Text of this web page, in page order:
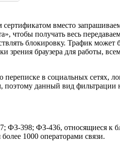
вместо
чтобы получать весь
блокировку. Трафик может
браузера для работы,
переписке в социальных сетях,
данный вид фильтрации
398; ФЗ-436, относящиеся к
1000 операторами связи.